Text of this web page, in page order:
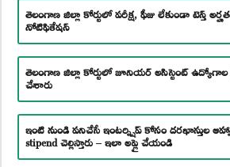
తెలంగాణ జిల్లా కోర్టులో పరీక్ష, ఫీజు లేకుండా టెన్త్
నోటిఫికేషన్
తెలంగాణ జిల్లా కోర్టులో జూనియర్ అసిస్టెంట్
చేశారు
ఇంటి నుండి పనిచేసే ఇంటర్న్షిప్ కోసం దరఖాస్తుల
stipend చెల్లిస్తారు – ఇలా అప్లై చేయండి